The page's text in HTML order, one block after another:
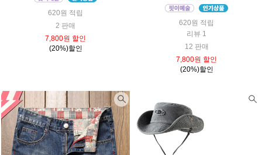
620원 적립
2 판매
7,800원 할인
(20%)할인
620원 적립
리뷰 1
12 판매
7,800원 할인
(20%)할인